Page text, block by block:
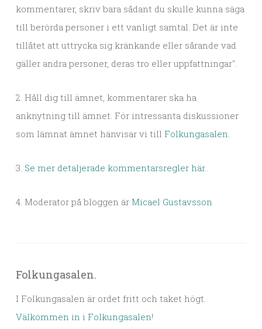
kommentarer, skriv bara sådant du skulle kunna säga
till berörda personer i ett vanligt samtal. Det är inte
tillåtet att uttrycka sig kränkande eller sårande vad
gäller andra personer, deras tro eller uppfattningar".
2. Håll dig till ämnet, kommentarer ska ha
anknytning till ämnet. För intressanta diskussioner
som lämnat ämnet hänvisar vi till Folkungasalen.
3. Se mer detaljerade kommentarsregler här..
4. Moderator på bloggen är Micael Gustavsson
Folkungasalen.
I Folkungasalen är ordet fritt och taket högt.
Välkommen in i Folkungasalen!